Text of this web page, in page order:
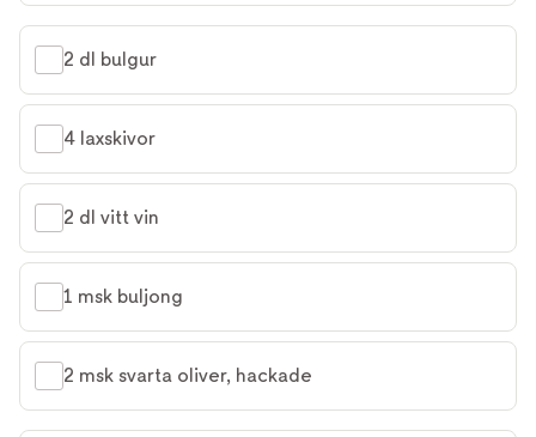
2 dl bulgur
4 laxskivor
2 dl vitt vin
1 msk buljong
2 msk svarta oliver, hackade